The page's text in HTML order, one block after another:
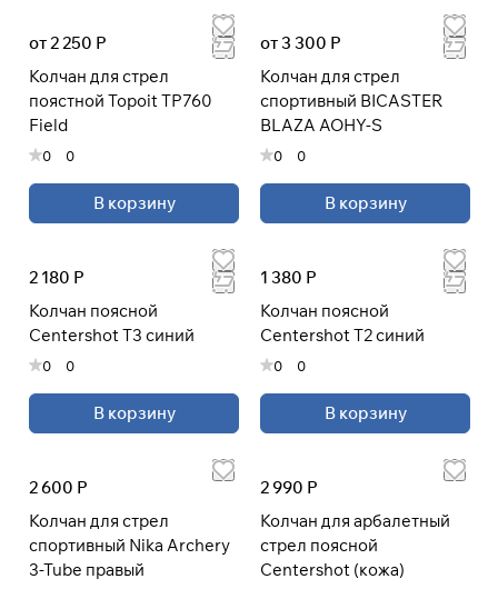
от 2 250 Р
Колчан для стрел
поястной Topoit TP760
Field
0 0
В корзину
от 3 300 Р
Колчан для стрел
спортивный BICASTER
BLAZA AOHY-S
0 0
В корзину
2 180 Р
Колчан поясной
Centershot T3 синий
0 0
В корзину
1 380 Р
Колчан поясной
Centershot T2 синий
0 0
В корзину
2 600 Р
Колчан для стрел
спортивный Nika Archery
3-Tube правый
2 990 Р
Колчан для арбалетный
стрел поясной
Centershot (кожа)
применяются.
Подробнее
раз в 2 недели
8 800 302-02-51
plait.ru